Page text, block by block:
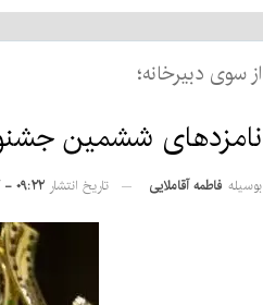
از سوی دبیرخانه؛
نامزدهای ششمین
بوسیله فاطمه آقاملایی تاریخ انتشار ۰۹:۲۲ - ۷ خرداد ۱۴۰۴